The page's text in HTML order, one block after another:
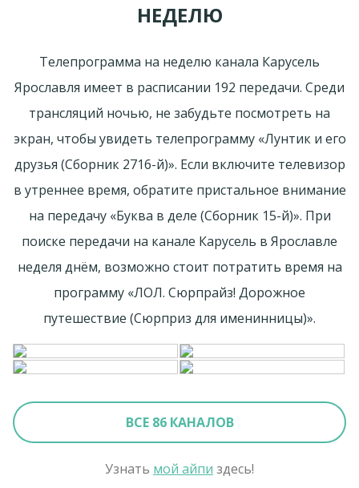
НЕДЕЛЮ
Телепрограмма на неделю канала Карусель
Ярославля имеет в расписании 192 передачи. Среди
трансляций ночью, не забудьте посмотреть на
экран, чтобы увидеть телепрограмму «Лунтик и его
друзья (Сборник 2716-й)». Если включите телевизор
в утреннее время, обратите пристальное внимание
на передачу «Буква в деле (Сборник 15-й)». При
поиске передачи на канале Карусель в Ярославле
неделя днём, возможно стоит потратить время на
программу «ЛОЛ. Сюрпрайз! Дорожное
путешествие (Сюрприз для именинницы)».
ВСЕ 86 КАНАЛОВ
Узнать мой айпи здесь!